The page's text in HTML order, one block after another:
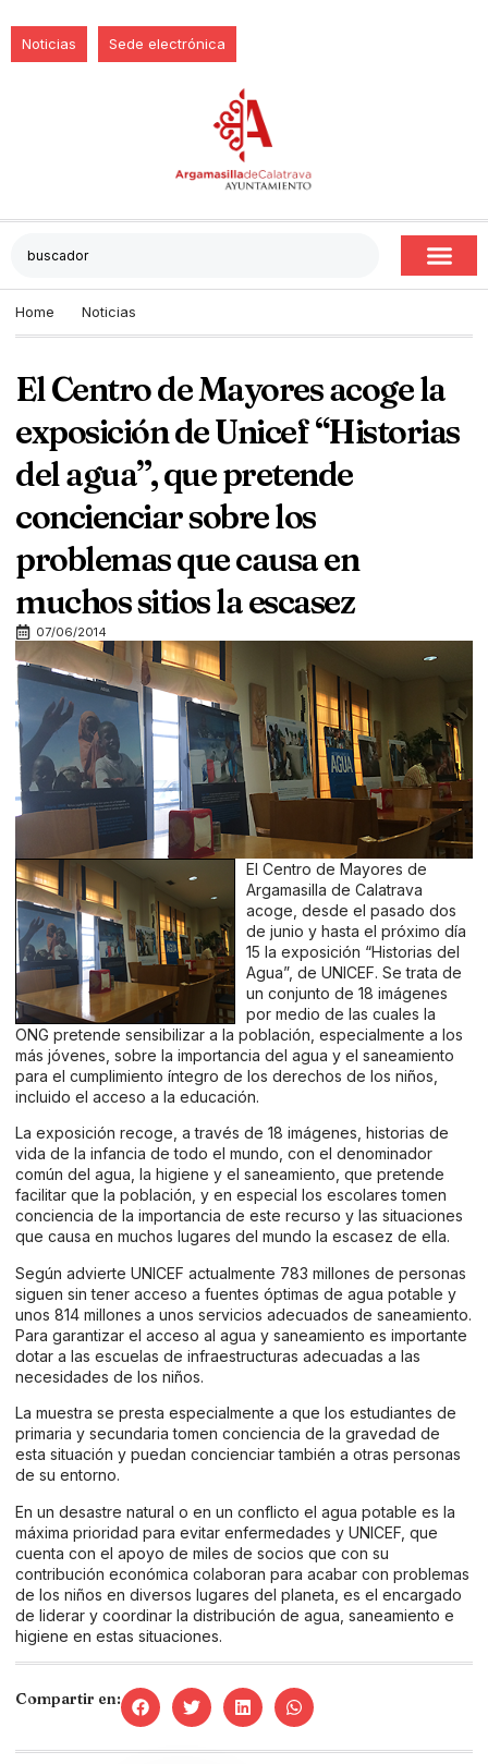
Noticias Sede electrónica
Home Noticias
El Centro de Mayores acoge la
exposición de Unicef “Historias
del agua”, que pretende
concienciar sobre los
problemas que causa en
muchos sitios la escasez
07/06/2014
El Centro de Mayores de
Argamasilla de Calatrava
acoge, desde el pasado dos
de junio y hasta el próximo día
15 la exposición “Historias del
Agua”, de UNICEF. Se trata de
un conjunto de 18 imágenes
por medio de las cuales la
ONG pretende sensibilizar a la población, especialmente a los
más jóvenes, sobre la importancia del agua y el saneamiento
para el cumplimiento íntegro de los derechos de los niños,
incluido el acceso a la educación.
La exposición recoge, a través de 18 imágenes, historias de
vida de la infancia de todo el mundo, con el denominador
común del agua, la higiene y el saneamiento, que pretende
facilitar que la población, y en especial los escolares tomen
conciencia de la importancia de este recurso y las situaciones
que causa en muchos lugares del mundo la escasez de ella.
Según advierte UNICEF actualmente 783 millones de personas
siguen sin tener acceso a fuentes óptimas de agua potable y
unos 814 millones a unos servicios adecuados de saneamiento.
Para garantizar el acceso al agua y saneamiento es importante
dotar a las escuelas de infraestructuras adecuadas a las
necesidades de los niños.
La muestra se presta especialmente a que los estudiantes de
primaria y secundaria tomen conciencia de la gravedad de
esta situación y puedan concienciar también a otras personas
de su entorno.
En un desastre natural o en un conflicto el agua potable es la
máxima prioridad para evitar enfermedades y UNICEF, que
cuenta con el apoyo de miles de socios que con su
contribución económica colaboran para acabar con problemas
de los niños en diversos lugares del planeta, es el encargado
de liderar y coordinar la distribución de agua, saneamiento e
higiene en estas situaciones.
Compartir en: